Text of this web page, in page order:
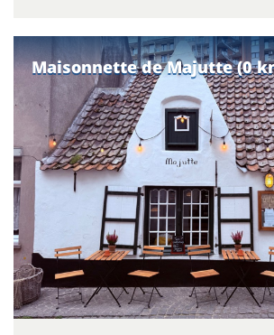
Maisonnette de Majutte (0